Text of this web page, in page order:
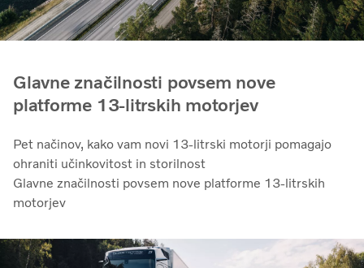
Glavne značilnosti povsem nove
platforme 13-litrskih motorjev
Pet načinov, kako vam novi 13-litrski motorji pomagajo
ohraniti učinkovitost in storilnost
Glavne značilnosti povsem nove platforme 13-litrskih
motorjev